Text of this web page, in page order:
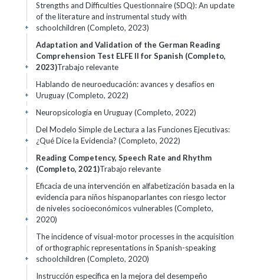
Strengths and Difficulties Questionnaire (SDQ): An update
of the literature and instrumental study with
schoolchildren (Completo, 2023)
+
Adaptation and Validation of the German Reading
Comprehension Test ELFE II for Spanish (Completo,
2023)Trabajo relevante
+
Hablando de neuroeducación: avances y desafíos en
Uruguay (Completo, 2022)
+
Neuropsicología en Uruguay (Completo, 2022)
+
Del Modelo Simple de Lectura a las Funciones Ejecutivas:
¿Qué Dice la Evidencia? (Completo, 2022)
+
Reading Competency, Speech Rate and Rhythm
(Completo, 2021)Trabajo relevante
+
Eficacia de una intervención en alfabetización basada en la
evidencia para niños hispanoparlantes con riesgo lector
de niveles socioeconómicos vulnerables (Completo,
2020)
+
The incidence of visual-motor processes in the acquisition
of orthographic representations in Spanish-speaking
schoolchildren (Completo, 2020)
+
Instrucción específica en la mejora del desempeño